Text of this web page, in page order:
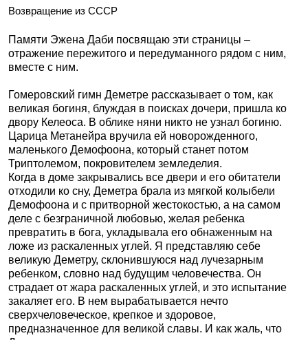
Возвращение из СССР
Памяти Эжена Даби посвящаю эти страницы –
отражение пережитого и передуманного рядом с ним,
вместе с ним.
Гомеровский гимн Деметре рассказывает о том, как
великая богиня, блуждая в поисках дочери, пришла ко
двору Келеоса. В облике няни никто не узнал богиню.
Царица Метанейра вручила ей новорожденного,
маленького Демофоона, который станет потом
Триптолемом, покровителем земледелия.
Когда в доме закрывались все двери и его обитатели
отходили ко сну, Деметра брала из мягкой колыбели
Демофоона и с притворной жестокостью, а на самом
деле с безграничной любовью, желая ребенка
превратить в бога, укладывала его обнаженным на
ложе из раскаленных углей. Я представляю себе
великую Деметру, склонившуюся над лучезарным
ребенком, словно над будущим человечества. Он
страдает от жара раскаленных углей, и это испытание
закаляет его. В нем вырабатывается нечто
сверхчеловеческое, крепкое и здоровое,
предназначенное для великой славы. И как жаль, что